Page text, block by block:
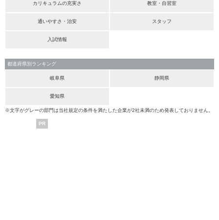
カリキュラムの充実さ 教室・自習室
通いやすさ・治安 スタッフ
入試情報
都道府県別ランキング
岐阜県 静岡県
愛知県
※文字がグレーの部門は当社規定の条件を満たした企業が2社未満のため発表しておりません。
PR